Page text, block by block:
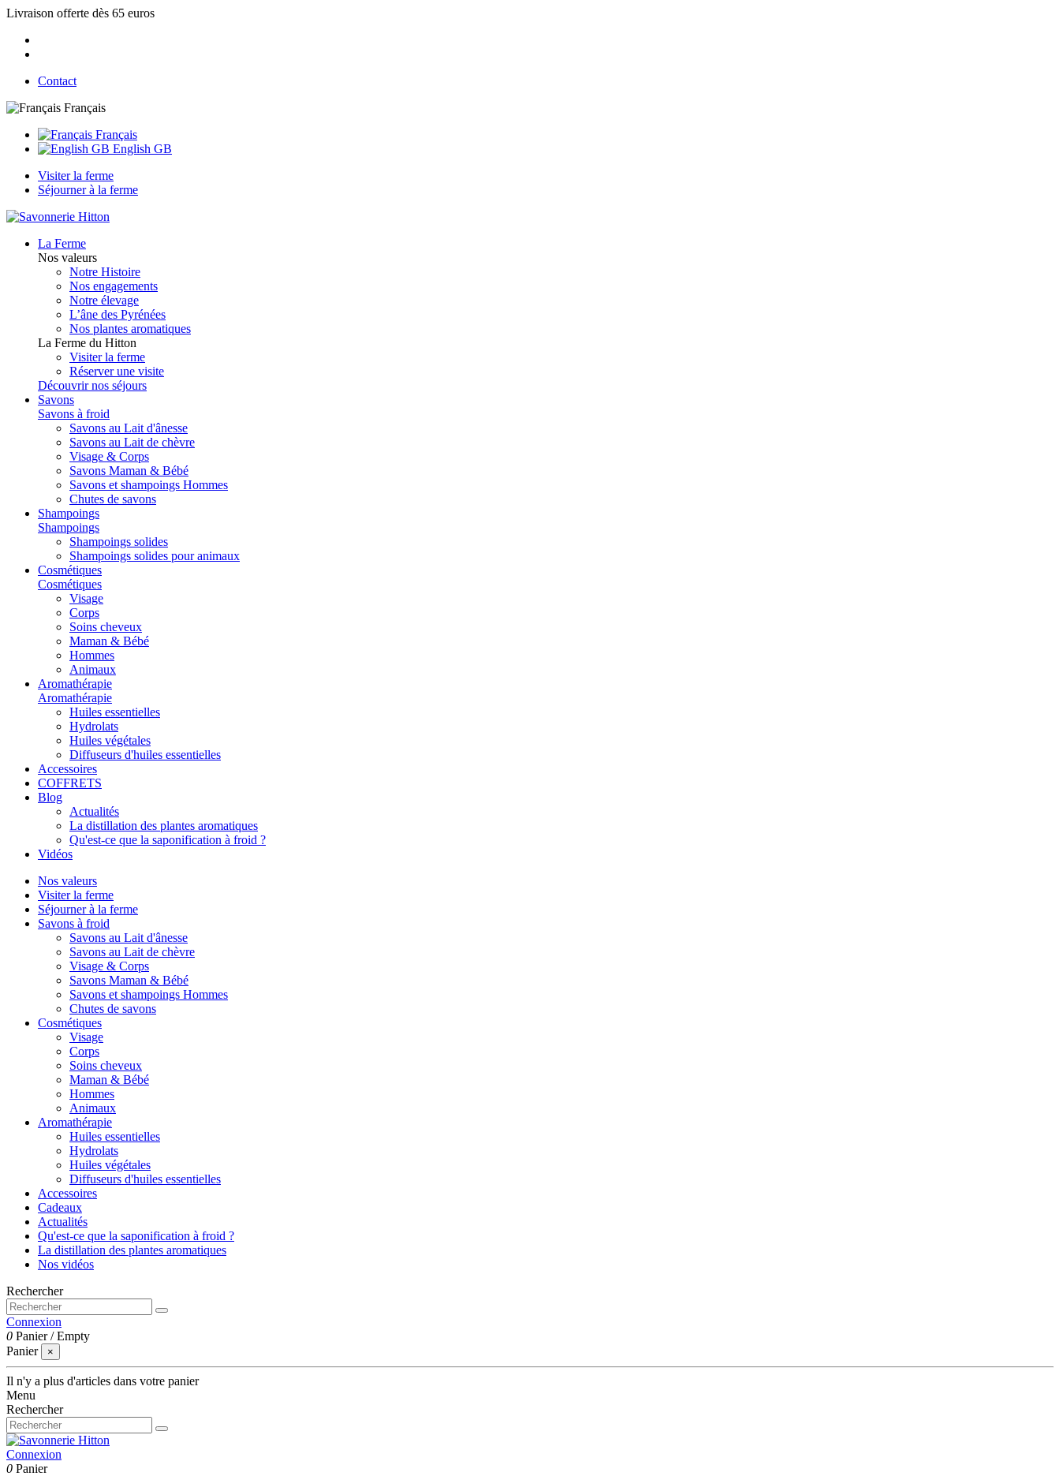
Livraison offerte dès 65 euros
Contact
Français
Français
English GB
Visiter la ferme
Séjourner à la ferme
La Ferme
Nos valeurs
Notre Histoire
Nos engagements
Notre élevage
L’âne des Pyrénées
Nos plantes aromatiques
La Ferme du Hitton
Visiter la ferme
Réserver une visite
Découvrir nos séjours
Savons
Savons à froid
Savons au Lait d'ânesse
Savons au Lait de chèvre
Visage & Corps
Savons Maman & Bébé
Savons et shampoings Hommes
Chutes de savons
Shampoings
Shampoings
Shampoings solides
Shampoings solides pour animaux
Cosmétiques
Cosmétiques
Visage
Corps
Soins cheveux
Maman & Bébé
Hommes
Animaux
Aromathérapie
Aromathérapie
Huiles essentielles
Hydrolats
Huiles végétales
Diffuseurs d'huiles essentielles
Accessoires
COFFRETS
Blog
Actualités
La distillation des plantes aromatiques
Qu'est-ce que la saponification à froid ?
Vidéos
Nos valeurs
Visiter la ferme
Séjourner à la ferme
Savons à froid
Savons au Lait d'ânesse
Savons au Lait de chèvre
Visage & Corps
Savons Maman & Bébé
Savons et shampoings Hommes
Chutes de savons
Cosmétiques
Visage
Corps
Soins cheveux
Maman & Bébé
Hommes
Animaux
Aromathérapie
Huiles essentielles
Hydrolats
Huiles végétales
Diffuseurs d'huiles essentielles
Accessoires
Cadeaux
Actualités
Qu'est-ce que la saponification à froid ?
La distillation des plantes aromatiques
Nos vidéos
Rechercher
Connexion
0 Panier /Empty
Panier
×
Il n'y a plus d'articles dans votre panier
Menu
Rechercher
Connexion
0 Panier